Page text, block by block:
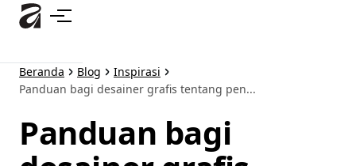
Lewati
utama
Beranda Blog
Inspirasi
Panduan bagi desainer grafis tentang pen...
Panduan bagi